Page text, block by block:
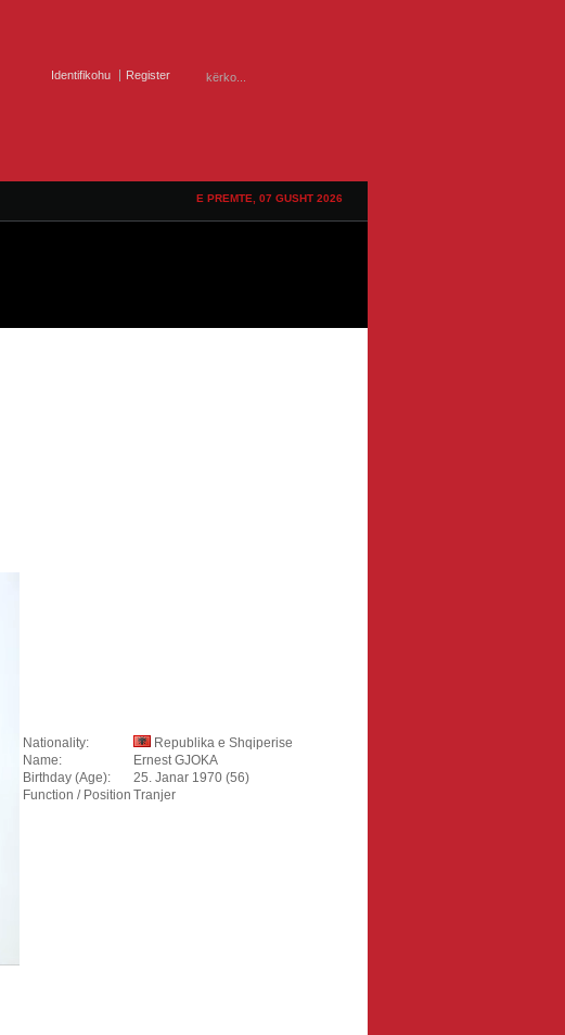
Identifikohu Register
E PREMTE, 07 GUSHT 2026
Nationality:
Republika e Shqiperise
Name:
Ernest GJOKA
Birthday (Age):
25. Janar 1970 (56)
Function / Position Tranjer